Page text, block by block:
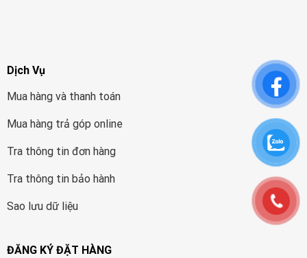
Dịch Vụ
Mua hàng và thanh toán
Mua hàng trả góp online
Tra thông tin đơn hàng
Tra thông tin bảo hành
Sao lưu dữ liệu
ĐĂNG KÝ ĐẶT HÀNG